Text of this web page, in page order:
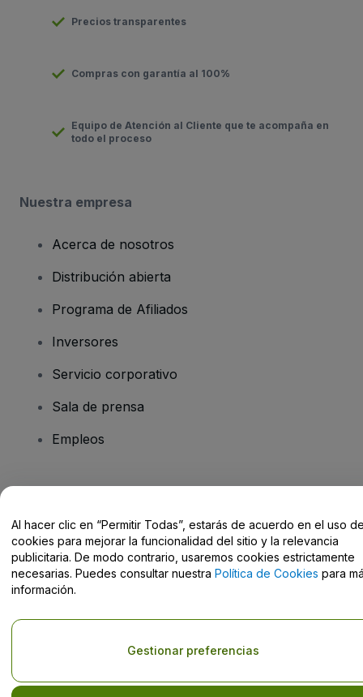
Precios transparentes
Compras con garantía al 100%
Equipo de Atención al Cliente que te acompaña en
todo el proceso
Nuestra empresa
Acerca de nosotros
Distribución abierta
Programa de Afiliados
Inversores
Servicio corporativo
Sala de prensa
Empleos
Centro de Ayuda / Contacto
El uso de este sitio web constituye la aceptación de los
Política de Privacidad, de laPolítica de Cookies
No compartir mi información personal ni tus opciones de
Al hacer clic en “Permitir Todas”, estarás de acuerdo en el uso
cookies para mejorar la funcionalidad del sitio y la relevancia
publicitaria. De modo contrario, usaremos cookies estrictamente
necesarias. Puedes consultar nuestra Política de Cookies para
información.
Gestionar preferencias